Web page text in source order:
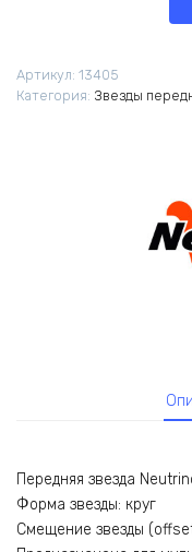
Артикул: 13405
Категория: Звезды
Передняя звезда
Форма звезды: круг
Смещение звезды